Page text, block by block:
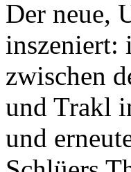
Der neue,
inszeniert:
zwischen
und Trakl
und